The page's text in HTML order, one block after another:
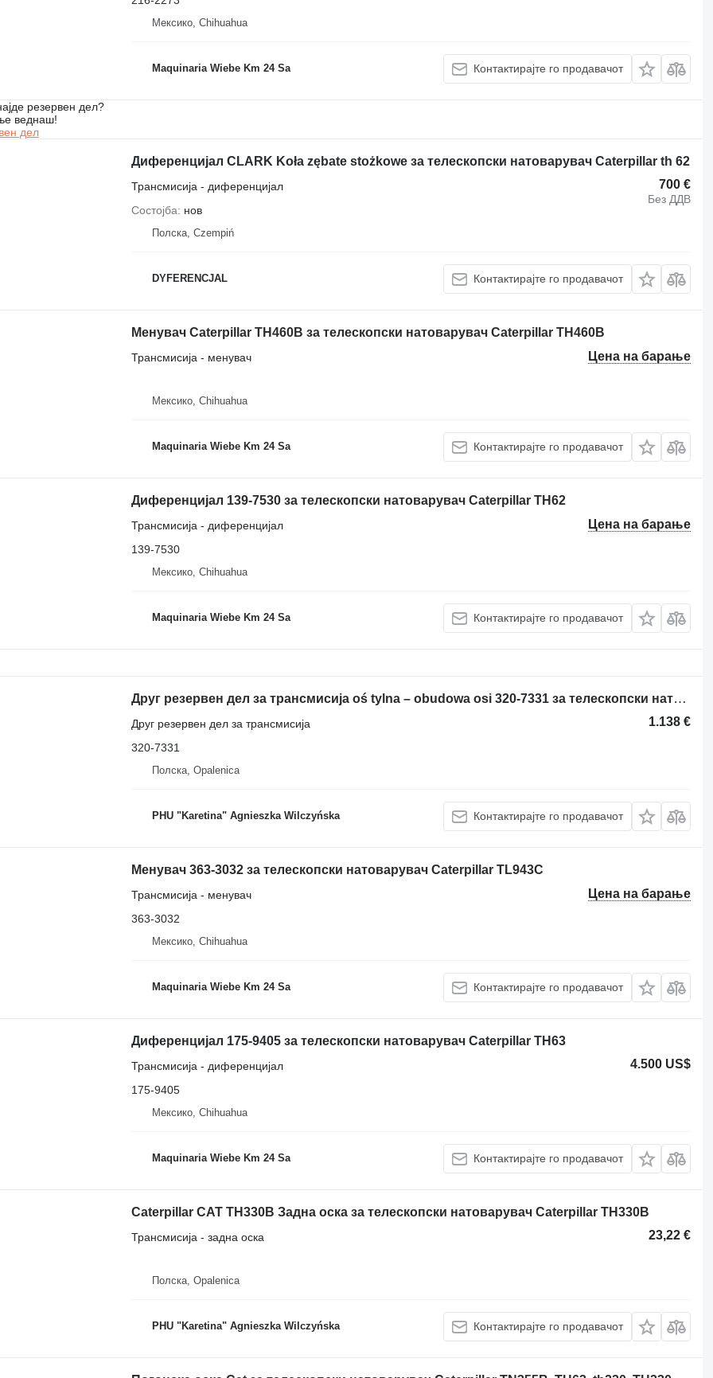
Мексико, Chihuahua
Maquinaria Wiebe Km 24 Sa Контактирајте го продавачот
резервен дел?
веднаш!
дел
Диференцијал CLARK Koła zębate stożkowe за телескопски натоварувач Caterpillar th 62
700 €
Без ДДВ
Трансмисија - диференцијал
Состојба
нов
Полска, Czempiń
DYFERENCJAL Контактирајте го продавачот
Менувач Caterpillar TH460B за телескопски натоварувач Caterpillar TH460B
Цена на барање
Трансмисија - менувач
Мексико, Chihuahua
Maquinaria Wiebe Km 24 Sa Контактирајте го продавачот
Диференцијал 139-7530 за телескопски натоварувач Caterpillar TH62
Цена на барање
Трансмисија - диференцијал
139-7530
Мексико, Chihuahua
Maquinaria Wiebe Km 24 Sa Контактирајте го продавачот
Друг резервен дел за трансмисија oś tylna – obudowa osi 320-7331 за телескопски натоварувач Caterpillar Cat TH514C TH417C
1.138 €
Друг резервен дел за трансмисија
320-7331
Полска, Opalenica
PHU "Karetina" Agnieszka Wilczyńska Контактирајте го продавачот
Менувач 363-3032 за телескопски натоварувач Caterpillar TL943C
Цена на барање
Трансмисија - менувач
363-3032
Мексико, Chihuahua
Maquinaria Wiebe Km 24 Sa Контактирајте го продавачот
Диференцијал 175-9405 за телескопски натоварувач Caterpillar TH63
4.500 US$
Трансмисија - диференцијал
175-9405
Мексико, Chihuahua
Maquinaria Wiebe Km 24 Sa Контактирајте го продавачот
Caterpillar CAT TH330B Задна оска за телескопски натоварувач Caterpillar TH330B
23,22 €
Трансмисија - задна оска
Полска, Opalenica
PHU "Karetina" Agnieszka Wilczyńska Контактирајте го продавачот